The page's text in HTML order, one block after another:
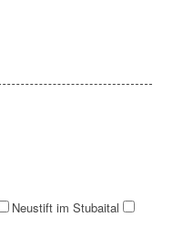
Neustift im Stubaital